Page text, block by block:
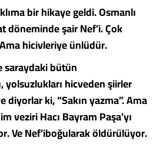
bir hikaye geldi. Osmanlı
döneminde şair Nef’i. Çok
hicivleriye ünlüdür.
saraydaki bütün
yolsuzlukları hicveden şiirler
diyorlar ki, “Sakın yazma”. Ama
veziri Hacı Bayram Paşa’yı
Ve Nef’iboğularak öldürülüyor.